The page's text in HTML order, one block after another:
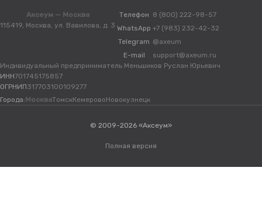
Аксеум — Москва
115419, Москва, ул. Вавилова, д. 3
Телефон 8 (800) 222-98-57
WhatsApp +7 (983) 232-42-32
Telegram @axeum
E-mail
support@axeum.ru
Индивидуальный предприниматель Меньшиков Руслан Юрьевич
ИНН701745175857
ОГРНИП317703100109277
Города: МоскваТомскКемеровоНовокузнецк
© 2009-2026 «Аксеум»
Полная версия